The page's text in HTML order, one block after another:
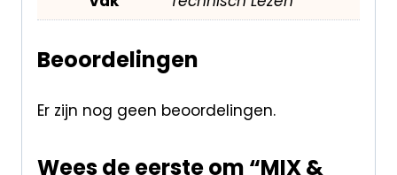
Beoordelingen
Er zijn nog geen beoordelingen.
Wees de eerste om “MIX &